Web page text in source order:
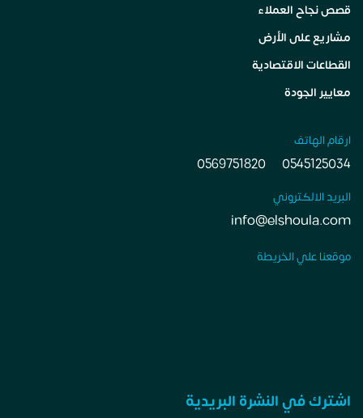
قصص نجاح العملاء
مشاريع على الأرض
القطاعات الاقتصادية
معايير الجودة
ارقام الهاتف
0545125034
0569751820
البريد الالكتروني
info@elshoula.com
موقعنا علي الخريطة
اشترك في النشرة البريدية